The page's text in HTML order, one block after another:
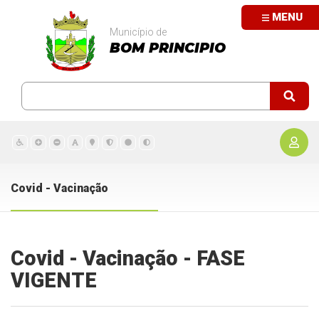
MENU
Município de
BOM PRINCIPIO
Covid - Vacinação
Covid - Vacinação - FASE
VIGENTE